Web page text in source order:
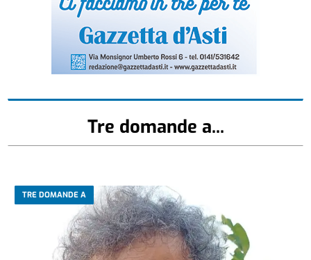
Tre domande a...
TRE DOMANDE A